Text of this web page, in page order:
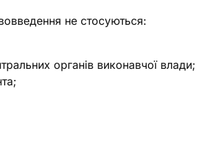
не стосуються:
органів виконавчої влади;